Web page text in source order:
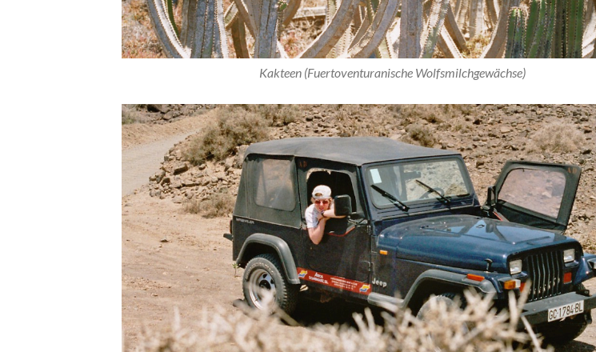
Kakteen (Fuertoventuranische Wolfsmilchgewächse)